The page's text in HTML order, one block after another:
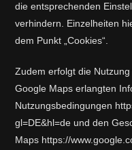
die entsprechenden
verhindern. Einzelheiten
dem Punkt „Cookies“.
Zudem erfolgt die
Google Maps erlangten
Nutzungsbedingungen
gl=DE&hl=de und den
Maps https://